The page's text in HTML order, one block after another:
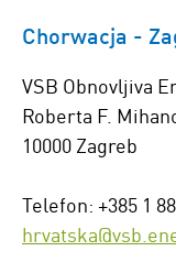
Chorwacja -
VSB Obnovljiva
Roberta F.
10000 Zagreb
Telefon: +385 1